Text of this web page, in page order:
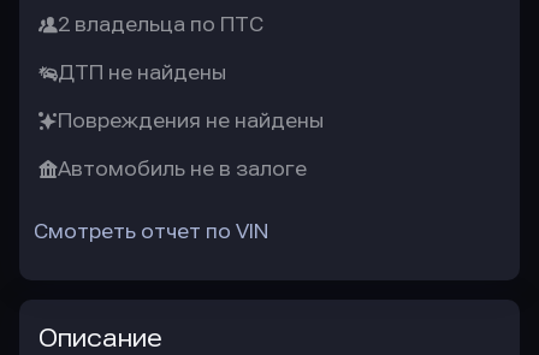
2 владельца по ПТС
ДТП не найдены
Повреждения не найдены
Автомобиль не в залоге
Смотреть отчет по VIN
Описание